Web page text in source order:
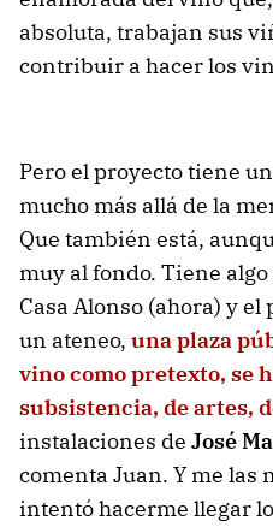
absoluta, trabajan sus
contribuir a hacer los
Pero el proyecto tiene
mucho más allá de la
Que también está,
muy al fondo. Tiene
Casa Alonso (ahora) y
un ateneo, una plaza
vino como pretexto, se
subsistencia, de artes,
instalaciones de José
comenta Juan. Y me las
intentó hacerme llegar